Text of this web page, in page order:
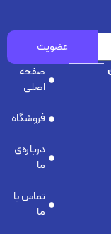
عضویت
صفحه
اصلی
فروشگاه
درباره‌ی
ما
تماس با
ما